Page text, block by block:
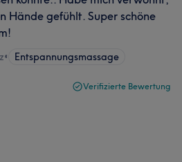
Hände gefühlt. Super schöne
• Entspannungsmassage
Verifizierte Bewertung